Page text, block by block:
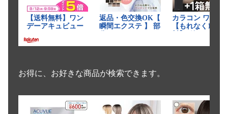
お得に、お好きな商品が検索できます。